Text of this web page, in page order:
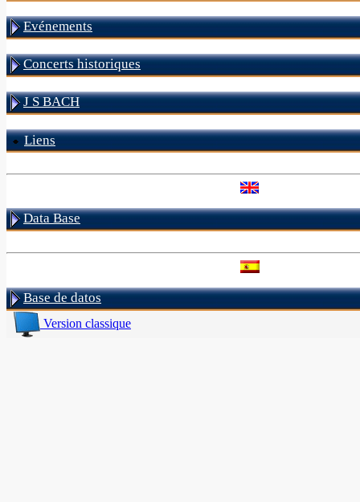
Evénements
Concerts historiques
J S BACH
Liens
Data Base
Base de datos
Version classique